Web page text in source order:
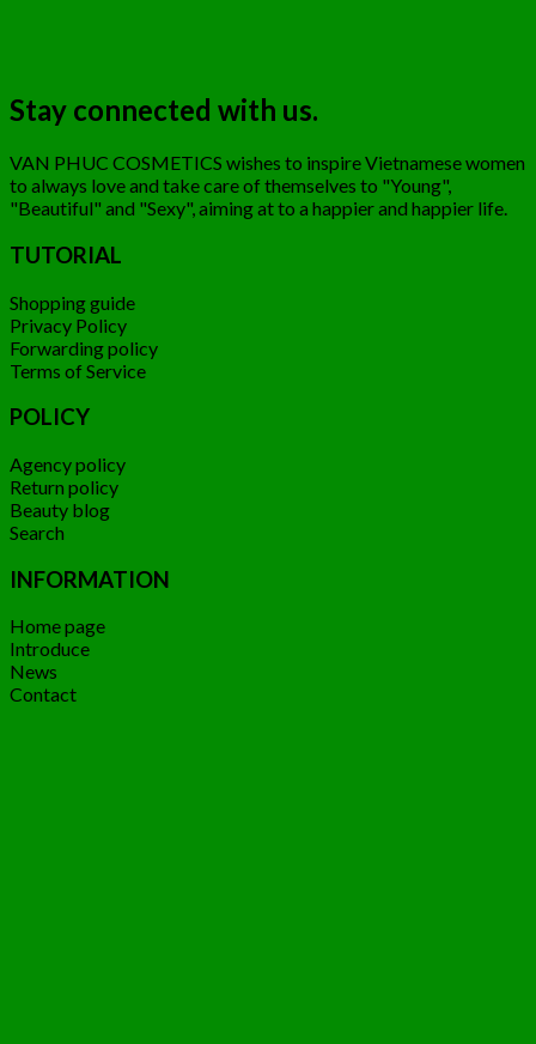
Stay connected with us.
VAN PHUC COSMETICS wishes to inspire Vietnamese women
to always love and take care of themselves to "Young",
"Beautiful" and "Sexy", aiming at to a happier and happier life.
TUTORIAL
Shopping guide
Privacy Policy
Forwarding policy
Terms of Service
POLICY
Agency policy
Return policy
Beauty blog
Search
INFORMATION
Home page
Introduce
News
Contact